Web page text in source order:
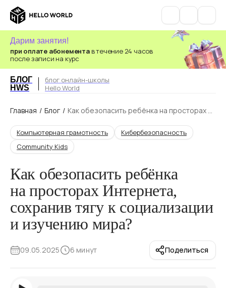
при оплате абонементав течение 24 часов
после записи на курс
Дарим занятия!
БЛОГ
HWS
блог онлайн-школы
Hello World
Главная / Блог / Как обезопасить ребёнка на просторах И
изучению мира?
Компьютерная грамотность
Кибербезопасность
Community Kids
Как обезопасить ребёнка
на просторах Интернета,
сохранив тягу к социа­лиза­ции
и изучению мира?
09.05.2025 6 минут Поделиться